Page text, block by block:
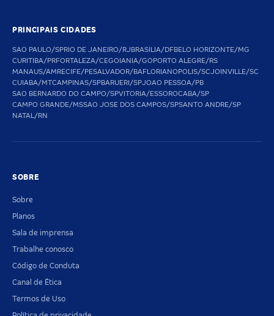
PRINCIPAIS CIDADES
SAO PAULO/SPRIO DE JANEIRO/RJBRASILIA/DFBELO HORIZONTE/MG
CURITIBA/PRFORTALEZA/CEGOIANIA/GOPORTO ALEGRE/RS
MANAUS/AMRECIFE/PESALVADOR/BAFLORIANOPOLIS/SCJOINVILLE/SC
CUIABA/MTCAMPINAS/SPBARUERI/SPJOAO PESSOA/PB
SAO BERNARDO DO CAMPO/SPVITORIA/ESSOROCABA/SP
CAMPO GRANDE/MSSAO JOSE DOS CAMPOS/SPSANTO ANDRE/SP
NATAL/RN
SOBRE
Sobre
Planos
Sala de imprensa
Trabalhe conosco
Código de Conduta
Canal de Ética
Termos de Uso